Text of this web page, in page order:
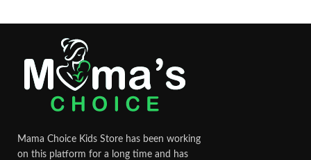
Mama Choice Kids Store has been working
on this platform for a long time and has